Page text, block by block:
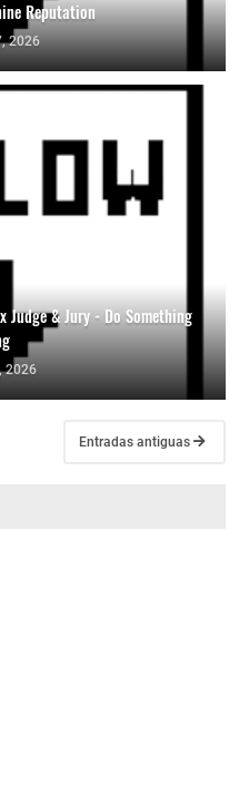
Reputation
2026
Judge & Jury - Do Something
2026
Entradas antiguas